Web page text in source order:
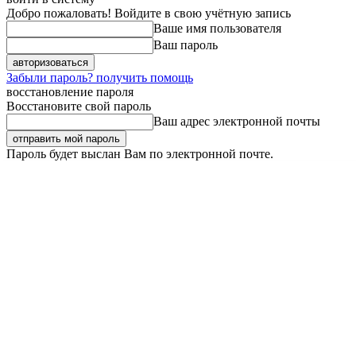
Добро пожаловать! Войдите в свою учётную запись
Ваше имя пользователя
Ваш пароль
Забыли пароль? получить помощь
восстановление пароля
Восстановите свой пароль
Ваш адрес электронной почты
Пароль будет выслан Вам по электронной почте.